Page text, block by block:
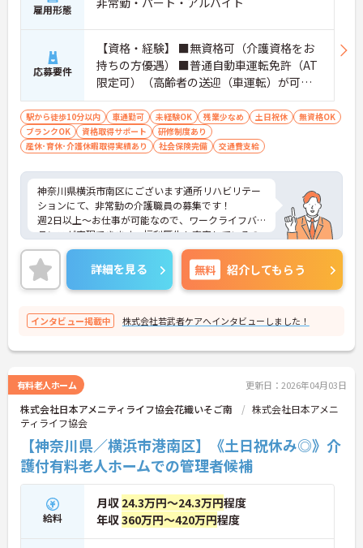
雇用形態
応募要件
【資格・経験】 ■無資格可（介護資格をお
持ちの方優遇） ■普通自動車運転免許（AT
限定可）（高齢者の送迎（車運転）が可能
な方歓迎）
駅から徒歩10分以内 車通勤可 未経験OK 残業少なめ 土日祝休
無資格OK
ブランクOK
資格取得サポート
研修制度あり
産休･育休･介護休暇取得実績あり
社会保険完備 交通費支給
神奈川県横浜市南区にございます通所リハビリテー
ションにて、非常勤の介護職員の募集です！
週2日以上～お仕事が可能なので、ワークライフバ
ランスが実現できます。福利厚生も充実しているの
で、長期的に就業できる環境が整っています◎
ご興味ある方には、面接のポイントなど、さらに詳
細をお話致しますのでお気軽にご相談ください。
詳細を見る 無料 紹介してもらう
インタビュー掲載中 株式会社若武者ケアへインタビューしました！
有料老人ホーム 更新日：2026年04月03日
株式会社日本アメニティライフ協会花織いそご南
株式会社日本アメニ
ティライフ協会
【神奈川県／横浜市港南区】《土日祝休み◎》介
護付有料老人ホームでの管理者候補
給料
月収 24.3万円～24.3万円程度
年収360万円～420万円程度